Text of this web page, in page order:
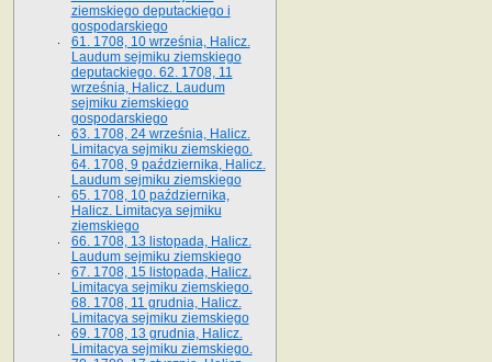
ziemskiego deputackiego i
gospodarskiego
61. 1708, 10 września, Halicz.
Laudum sejmiku ziemskiego
deputackiego. 62. 1708, 11
września, Halicz. Laudum
sejmiku ziemskiego
gospodarskiego
63. 1708, 24 września, Halicz.
Limitacya sejmiku ziemskiego.
64. 1708, 9 października, Halicz.
Laudum sejmiku ziemskiego
65­. 1708, 10 października,
Halicz. Limitacya sejmiku
ziemskiego
66. 1708, 13 listopada, Halicz.
Laudum sejmiku ziemskiego
67. 1708, 15 listopada, Halicz.
Limitacya sejmiku ziemskiego.
68. 1708, 11 grudnia, Halicz.
Limitacya sejmiku ziemskiego
69. 1708, 13 grudnia, Halicz.
Limitacya sejmiku ziemskiego.